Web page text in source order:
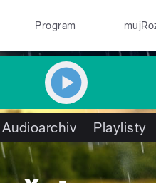
Program
Audioarchiv Playlisty